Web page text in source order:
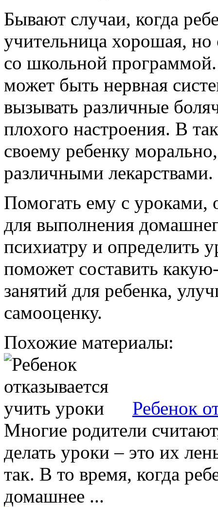
Бывают случаи, когда
учительница хорошая, но
со школьной
может быть нервная
вызывать различные
плохого настроения. В
своему ребенку
различными лекарствами.
Помогать ему с уроками,
для выполнения
психиатру и определить
поможет составить
занятий для ребенка,
самооценку.
Похожие материалы:
Ребенок
Многие родители
делать уроки – это их
так. В то время, когда
домашнее ...